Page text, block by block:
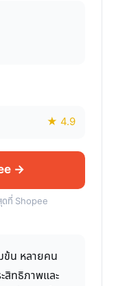
★ 4.9
→
ดที่ Shopee
ข้น หลายคน
สิทธิภาพและ